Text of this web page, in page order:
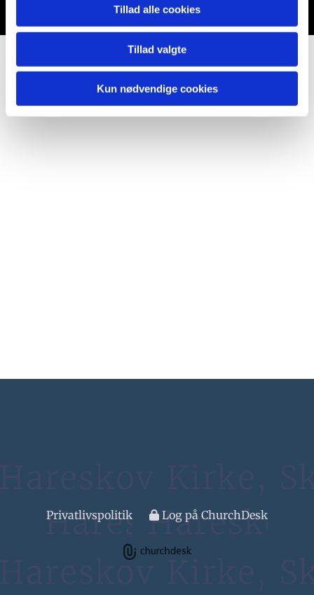
Tillad alle cookies
Tillad valgte
Kun nødvendige cookies
Privatlivspolitik Log på ChurchDesk